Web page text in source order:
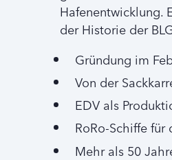
Hafenentwicklung.
der Historie der
Gründung im
Von der
EDV als
RoRo-Schiffe
Mehr als 50